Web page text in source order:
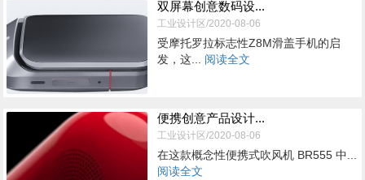
双屏幕创意数码设...
工业设计区/2020-08-06
受摩托罗拉标志性Z8M滑盖手机的启
发，这... 阅读全文
便携创意产品设计...
工业设计区/2020-08-06
在这款概念性便携式吹风机 BR555 中...
阅读全文